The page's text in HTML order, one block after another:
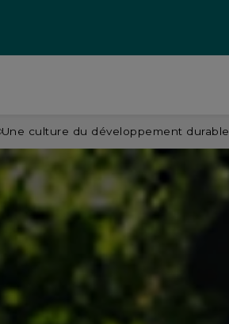
Une culture du développement durable